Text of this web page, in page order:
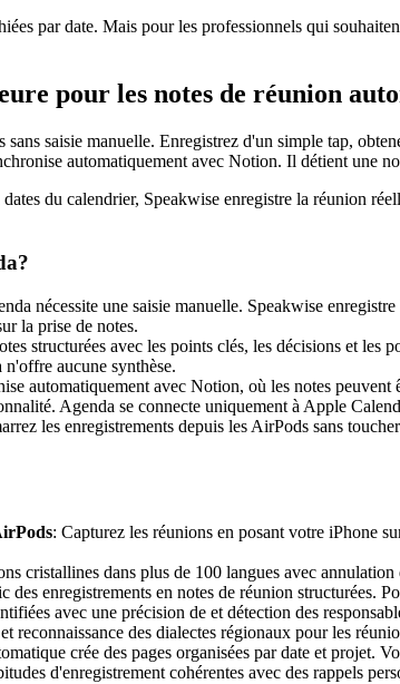
par date. Mais pour les professionnels qui
pour les notes de réunion
saisie manuelle. Enregistrez d'un simple tap,
automatiquement avec Notion. Il détient une
du calendrier, Speakwise enregistre la réunion
nécessite une saisie manuelle. Speakwise
la prise de notes.
structurées avec les points clés, les décisions et
aucune synthèse.
automatiquement avec Notion, où les notes
Agenda se connecte uniquement à Apple
les enregistrements depuis les AirPods sans
: Capturez les réunions en posant votre iPhone
cristallines dans plus de 100 langues avec
des enregistrements en notes de réunion structurées.
avec une précision de et détection des
reconnaissance des dialectes régionaux pour les
crée des pages organisées par date et projet.
d'enregistrement cohérentes avec des rappels